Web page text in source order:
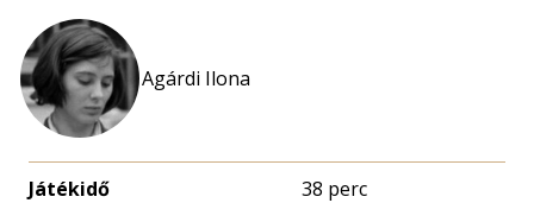
Agárdi Ilona
Játékidő 38 perc